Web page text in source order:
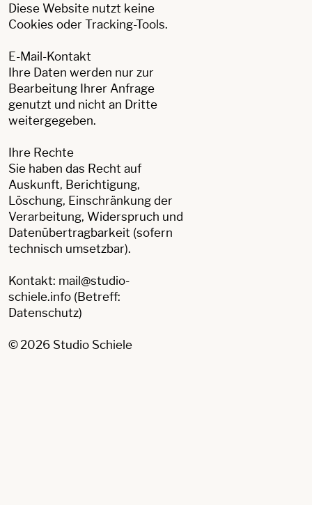
Diese Website nutzt keine
Cookies oder Tracking-Tools.
E-Mail-Kontakt
Ihre Daten werden nur zur
Bearbeitung Ihrer Anfrage
genutzt und nicht an Dritte
weitergegeben.
Ihre Rechte
Sie haben das Recht auf
Auskunft, Berichtigung,
Löschung, Einschränkung der
Verarbeitung, Widerspruch und
Datenübertragbarkeit (sofern
technisch umsetzbar).
Kontakt: mail@studio-
schiele.info (Betreff:
Datenschutz)
© 2026 Studio Schiele